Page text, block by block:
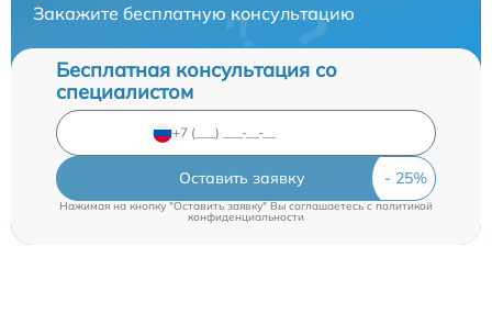
Закажите бесплатную консультацию
Бесплатная консультация со
специалистом
Оставить заявку
Нажимая на кнопку "Оставить заявку" Вы соглашаетесь cполитикой
конфиденциальности